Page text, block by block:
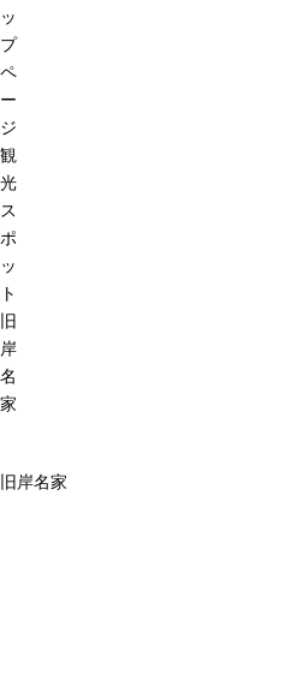
ッ
プ
ペ
ー
ジ
観
光
ス
ポ
ッ
ト
旧
岸
名
家
旧岸名家